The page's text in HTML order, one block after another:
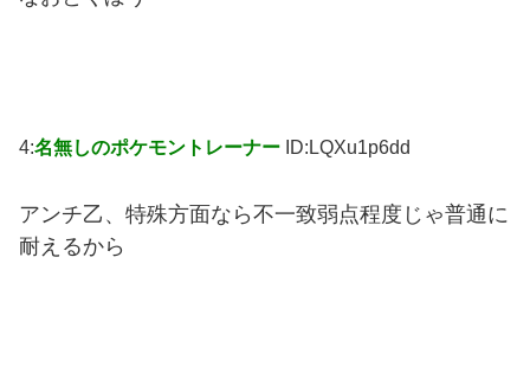
4:名無しのポケモントレーナー ID:LQXu1p6dd
アンチ乙、特殊方面なら不一致弱点程度じゃ普通に
耐えるから